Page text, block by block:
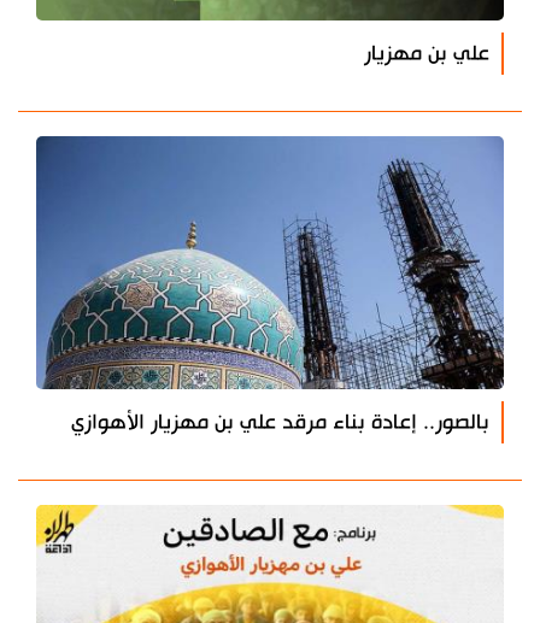
علي بن مهزيار
بالصور.. إعادة بناء مرقد علي بن مهزيار الأهوازي